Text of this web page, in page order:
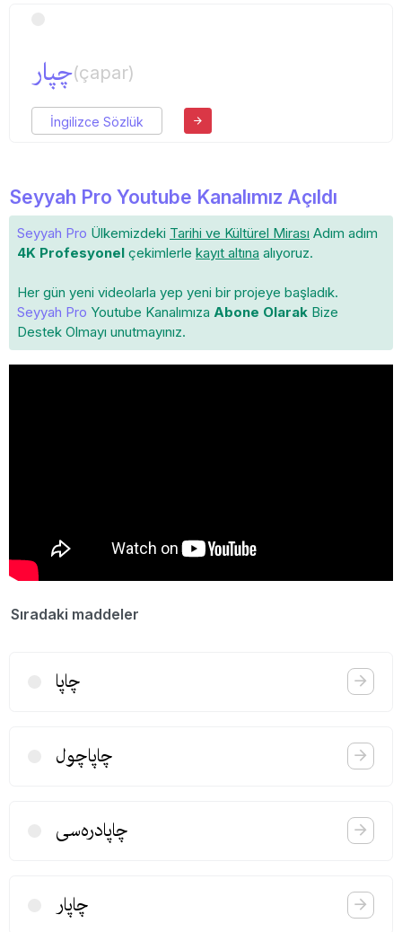
چپار(çapar)
İngilizce Sözlük
Seyyah Pro Youtube Kanalımız Açıldı
Seyyah Pro Ülkemizdeki Tarihi ve Kültürel Mirası Adım adım
4K Profesyonel çekimlerle kayıt altına alıyoruz.
Her gün yeni videolarla yep yeni bir projeye başladık.
Seyyah Pro Youtube Kanalımıza Abone Olarak Bize
Destek Olmayı unutmayınız.
Sıradaki maddeler
چاپا
چاپاچول
چاپادره‌سی
چاپار